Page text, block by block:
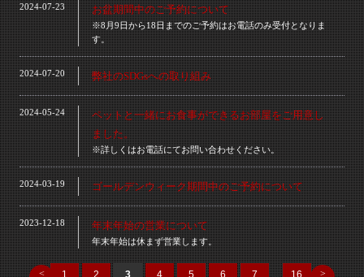
2024-07-23 お盆期間中のご予約について
※8月9日から18日までのご予約はお電話のみ受付となりま
す。
2024-07-20 弊社のSDGsへの取り組み
2024-05-24
ペットと一緒にお食事ができるお部屋をご用意し
ました。
※詳しくはお電話にてお問い合わせください。
2024-03-19 ゴールデンウィーク期間中のご予約について
2023-12-18 年末年始の営業について
年末年始は休まず営業します。
< 1 2 3 4 5 6 7 ... 16 >